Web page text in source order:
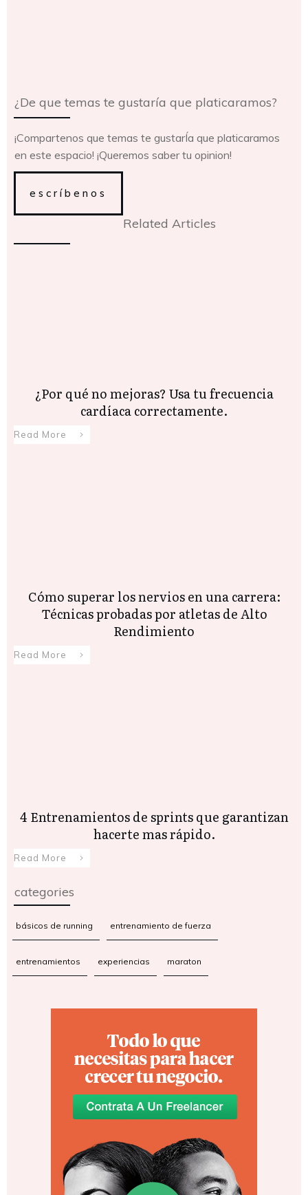
¿De que temas te gustaría que platicaramos?
¡Compartenos que temas te gustarÍa que platicaramos
en este espacio! ¡Queremos saber tu opinion!
escríbenos
Related Articles
¿Por qué no mejoras? Usa tu frecuencia
cardíaca correctamente.
Read More
Cómo superar los nervios en una carrera:
Técnicas probadas por atletas de Alto
Rendimiento
Read More
4 Entrenamientos de sprints que garantizan
hacerte mas rápido.
Read More
categories
básicos de running entrenamiento de fuerza
entrenamientos experiencias maraton